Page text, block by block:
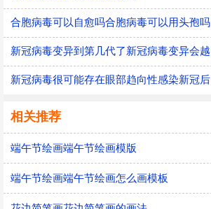
合胞病毒可以自愈吗合胞病毒可以用头孢吗
相关推荐
端午节绘画端午节绘画模版
端午节绘画端午节绘画怎么画模板